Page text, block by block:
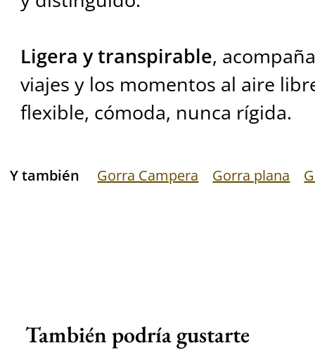
Ligera y transpirable,
viajes y los momentos al aire
flexible, cómoda, nunca rígida.
Y también Gorra Campera Gorra plana
También podría gustarte